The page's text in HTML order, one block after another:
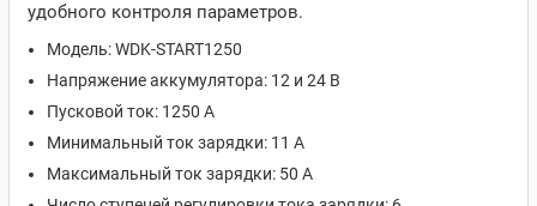
удобного контроля параметров.
Модель: WDK-START1250
Напряжение аккумулятора: 12 и 24 В
Пусковой ток: 1250 А
Минимальный ток зарядки: 11 А
Максимальный ток зарядки: 50 А